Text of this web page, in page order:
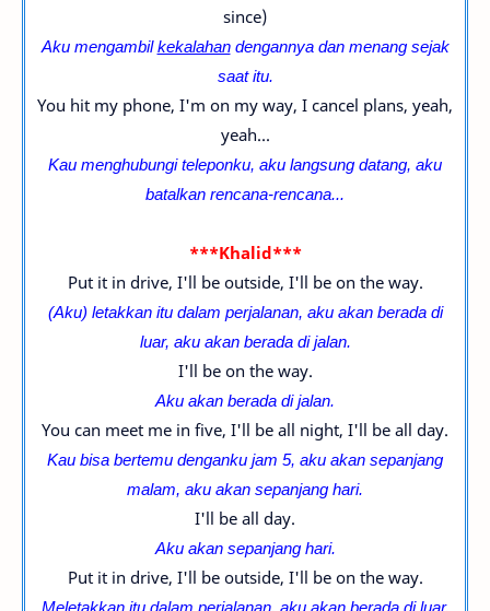
since)
Aku mengambilkekalahandengannya dan menang sejak
saat itu.
You hit my phone, I'm on my way, I cancel plans, yeah,
yeah...
Kau menghubungi teleponku, aku langsung datang, aku
batalkan rencana-rencana...
***Khalid***
Put it in drive, I'll be outside, I'll be on the way.
(Aku) letakkan itu dalam perjalanan, aku akan berada di
luar, aku akan berada di jalan.
I'll be on the way.
Aku akan berada di jalan.
You can meet me in five, I'll be all night, I'll be all day.
Kau bisa bertemu denganku jam 5, aku akan sepanjang
malam, aku akan sepanjang hari.
I'll be all day.
Aku akan sepanjang hari.
Put it in drive, I'll be outside, I'll be on the way.
Meletakkan itu dalam perjalanan, aku akan berada di luar,